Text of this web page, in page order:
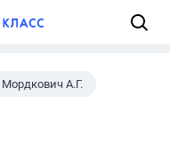
Мордкович А.Г.